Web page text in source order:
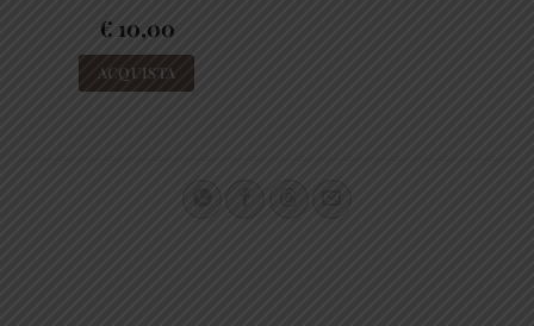
€ 10,00
ACQUISTA